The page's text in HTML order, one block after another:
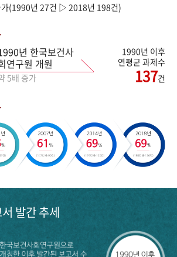
가(1990년 27건 ▷ 2018년 198건)
년 한국보건사
연구원 개원
5배 증가
1990년 이후
연평균 과제수
137건
발간 추세